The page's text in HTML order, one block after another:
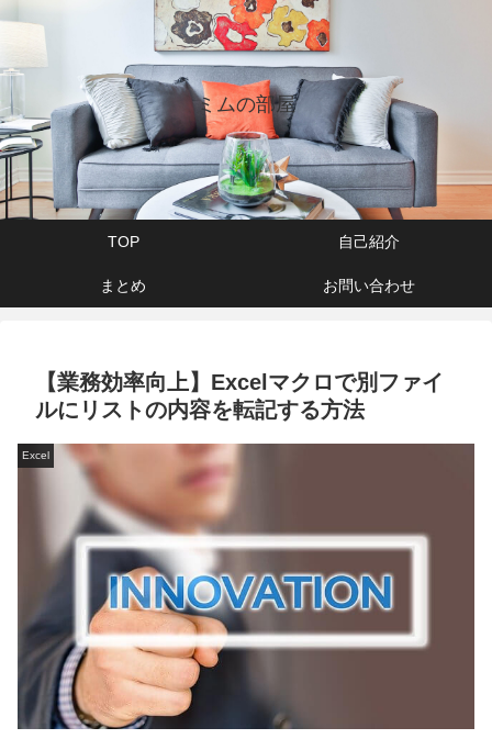
ミムの部屋
TOP 自己紹介
まとめ お問い合わせ
【業務効率向上】Excelマクロで別ファイ
ルにリストの内容を転記する方法
Excel